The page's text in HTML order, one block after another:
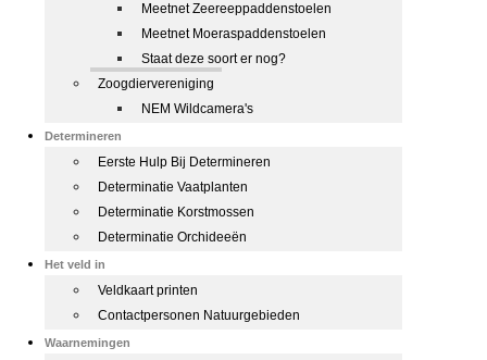
Meetnet Zeereeppaddenstoelen
Meetnet Moeraspaddenstoelen
Staat deze soort er nog?
Zoogdiervereniging
NEM Wildcamera's
Determineren
Eerste Hulp Bij Determineren
Determinatie Vaatplanten
Determinatie Korstmossen
Determinatie Orchideeën
Het veld in
Veldkaart printen
Contactpersonen Natuurgebieden
Waarnemingen